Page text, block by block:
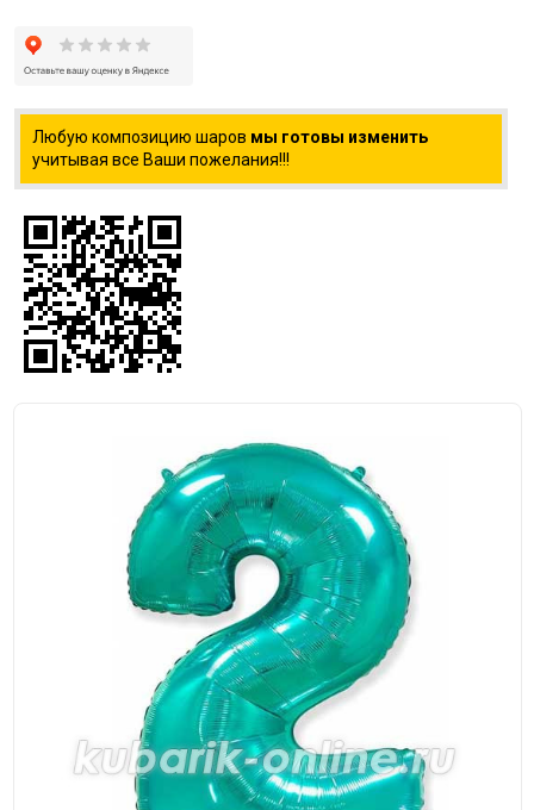
Любую композицию шаров мы готовы изменить
учитывая все Ваши пожелания!!!